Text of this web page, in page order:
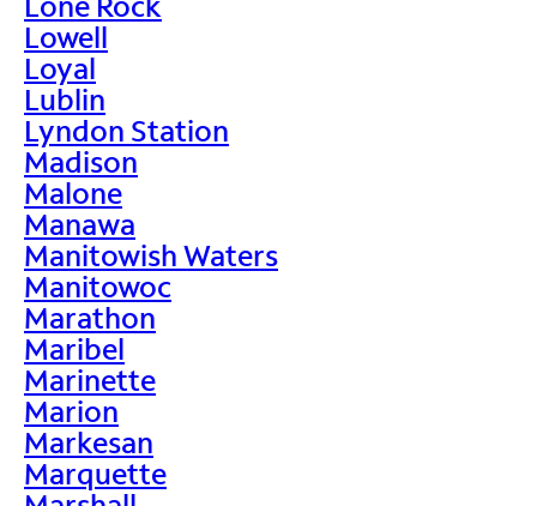
Lowell
Loyal
Lublin
Lyndon Station
Madison
Malone
Manawa
Manitowish Waters
Manitowoc
Marathon
Maribel
Marinette
Marion
Markesan
Marquette